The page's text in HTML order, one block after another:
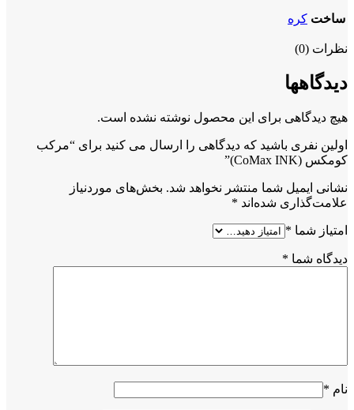
ساخت کره
نظرات (0)
دیدگاهها
هیچ دیدگاهی برای این محصول نوشته نشده است.
اولین نفری باشید که دیدگاهی را ارسال می کنید برای “مرکب
کومکس (CoMax INK)”
نشانی ایمیل شما منتشر نخواهد شد. بخش‌های موردنیاز
علامت‌گذاری شده‌اند *
امتیاز شما *
دیدگاه شما *
نام *